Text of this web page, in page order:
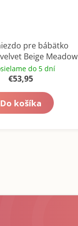
pre bábätko
Beige Meadow
90x60cmdo 5 dní
€53,95
Do košíka